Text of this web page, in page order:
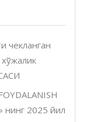
чекланган
нинг 2025 йил